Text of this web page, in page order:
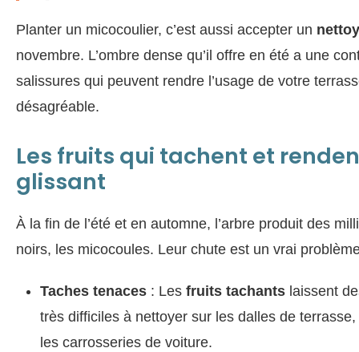
Planter un micocoulier, c’est aussi accepter un
novembre. L’ombre dense qu’il offre en été a une
salissures qui peuvent rendre l’usage de votre
désagréable.
Les fruits qui tachent et
glissant
À la fin de l’été et en automne, l’arbre produit des
noirs, les micocoules. Leur chute est un vrai
Taches tenaces : Les fruits tachants laissent
très difficiles à nettoyer sur les dalles de
les carrosseries de voiture.